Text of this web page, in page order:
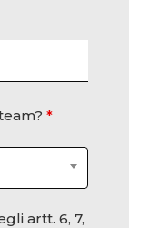
*
artt. 6, 7,